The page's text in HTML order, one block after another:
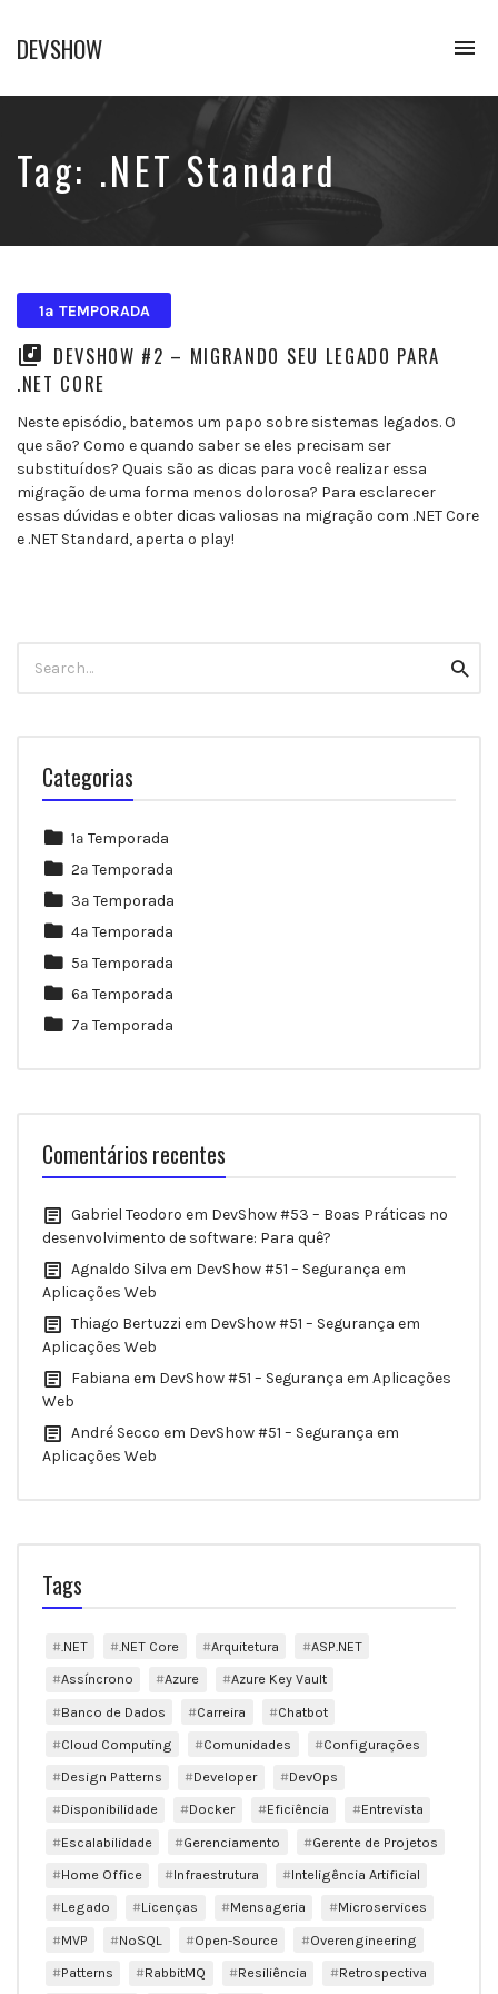
DEVSHOW
em
Tag: .NET Standard
1ª TEMPORADA
DEVSHOW #2 – MIGRANDO SEU LEGADO PARA
.NET CORE
Neste episódio, batemos um papo sobre sistemas legados. O
que são? Como e quando saber se eles precisam ser
substituídos? Quais são as dicas para você realizar essa
migração de uma forma menos dolorosa? Para esclarecer
essas dúvidas e obter dicas valiosas na migração com .NET Core
e .NET Standard, aperta o play!
for:
Categorias
1ª Temporada
2ª Temporada
3ª Temporada
4ª Temporada
5ª Temporada
6ª Temporada
7ª Temporada
Comentários recentes
Gabriel Teodoro em DevShow #53 – Boas Práticas no
desenvolvimento de software: Para quê?
Agnaldo Silva em DevShow #51 – Segurança em
Aplicações Web
Thiago Bertuzzi em DevShow #51 – Segurança em
Aplicações Web
Fabiana em DevShow #51 – Segurança em Aplicações
Web
André Secco em DevShow #51 – Segurança em
Aplicações Web
Tags
.NET .NET Core Arquitetura
ASP.NET
Assíncrono
Azure
Azure Key Vault
Banco de Dados
Carreira
Chatbot
Cloud Computing
Comunidades
Configurações
Design Patterns
Developer
DevOps
Disponibilidade
Docker Eficiência
Entrevista
Escalabilidade
Gerenciamento
Gerente de Projetos
Home Office
Infraestrutura
Inteligência Artificial
Legado
Licenças Mensageria
Microservices
MVP
NoSQL Open-Source
Overengineering
Patterns
RabbitMQ Resiliência Retrospectiva